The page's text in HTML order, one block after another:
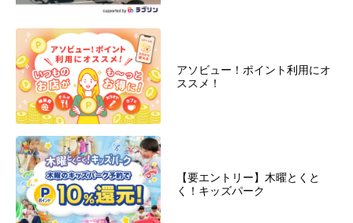
アソビュー！ポイント利用にオ
ススメ！
【要エントリー】木曜とくと
く！キッズパーク